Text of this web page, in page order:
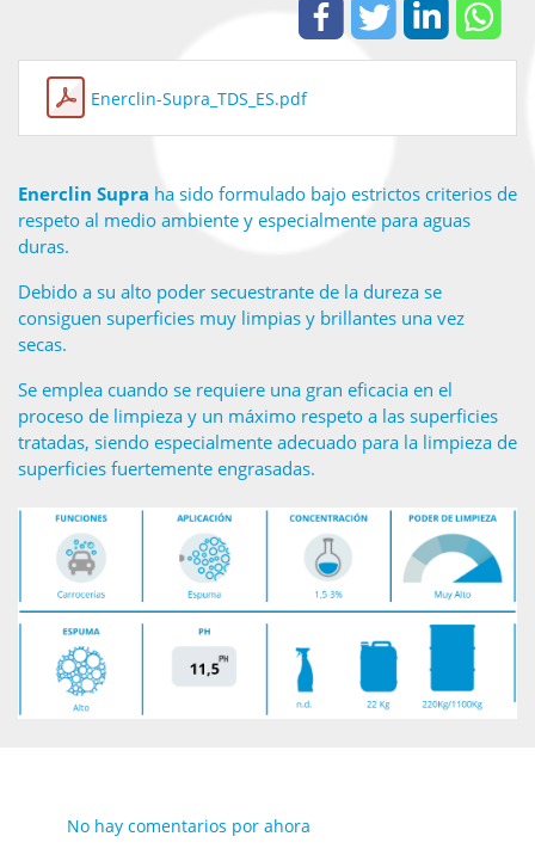
Enerclin-Supra_TDS_ES.pdf
Enerclin Supra ha sido formulado bajo estrictos criterios de
respeto al medio ambiente y especialmente para aguas
duras.
Debido a su alto poder secuestrante de la dureza se
consiguen superficies muy limpias y brillantes una vez
secas.
Se emplea cuando se requiere una gran eficacia en el
proceso de limpieza y un máximo respeto a las superficies
tratadas, siendo especialmente adecuado para la limpieza de
superficies fuertemente engrasadas.
No hay comentarios por ahora